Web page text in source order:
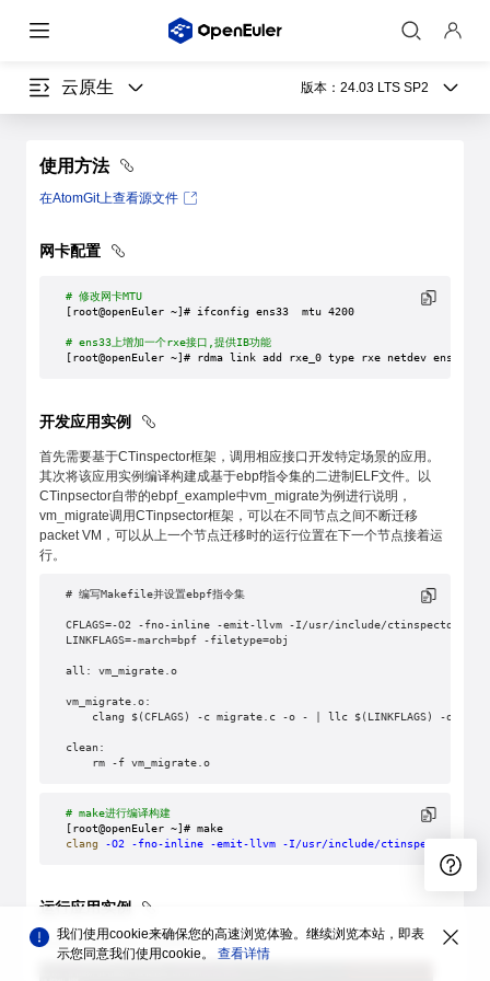
云原生 版本： 24.03 LTS SP2
使用方法
在AtomGit上查看源文件
网卡配置
# 修改网卡MTU
[root@openEuler ~]# ifconfig ens33  mtu 4200
# ens33上增加一个rxe接口,提供IB功能
[root@openEuler ~]# rdma link add rxe_0 type rxe netdev ens33
开发应用实例
首先需要基于CTinspector框架，调用相应接口开发特定场景的应用。
其次将该应用实例编译构建成基于ebpf指令集的二进制ELF文件。以
CTinpsector自带的ebpf_example中vm_migrate为例进行说明，
vm_migrate调用CTinpsector框架，可以在不同节点之间不断迁移
packet VM，可以从上一个节点迁移时的运行位置在下一个节点接着运
行。
# 编写Makefile并设置ebpf指令集
CFLAGS=-O2 -fno-inline -emit-llvm -I/usr/include/ctinspector/
LINKFLAGS=-march=bpf -filetype=obj
all: vm_migrate.o
vm_migrate.o:
clang $(CFLAGS) -c migrate.c -o - | llc $(LINKFLAGS) -o
clean:
    rm -f vm_migrate.o
# make进行编译构建
[root@openEuler ~]# make
clang -O2 -fno-inline -emit-llvm -I/usr/include/ctinspector/
运行应用实例
Node 1上运行vm_migrate
我们使用cookie来确保您的高速浏览体验。继续浏览本站，即表
示您同意我们使用cookie。 查看详情